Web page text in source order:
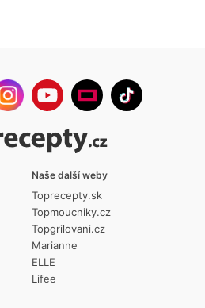
Naše další weby
Toprecepty.sk
Topmoucniky.cz
Topgrilovani.cz
Marianne
ELLE
Lifee